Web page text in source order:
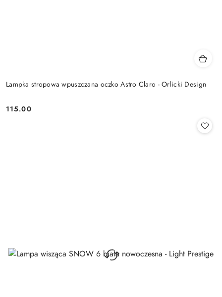
Lampka stropowa wpuszczana oczko Astro Claro - Orlicki Design
Cena:
115.00